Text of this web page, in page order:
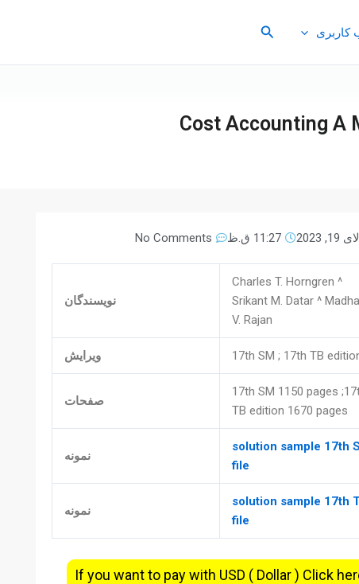
جستجو
Cost Accounting A
2023 11:27 ق.ظ No Comments
Charles T. Horngren ^
Srikant M. Datar ^
V. Rajan
نویسندگان
17th SM ; 17th TB ویرایش
17th SM 1150 pages
TB edition 1670 pages
صفحات
solution sample 17th
file
نمونه
solution sample 17th
file
نمونه
If you want to pay with USD ( Dollar ) Click